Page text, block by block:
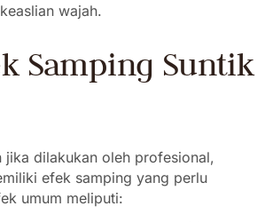
wajah.
Samping Suntik
jika dilakukan oleh profesional,
efek samping yang perlu
umum meliputi: